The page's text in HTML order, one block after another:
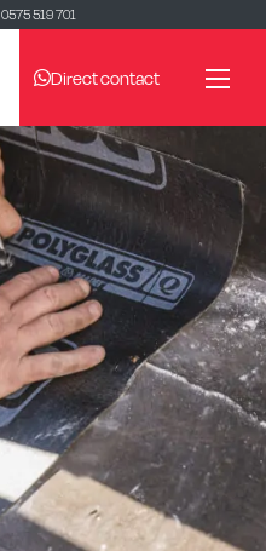
0575 519 701
Direct contact